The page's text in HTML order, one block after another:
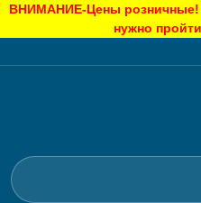
ВНИМАНИЕ-Цены розничные!
нужно